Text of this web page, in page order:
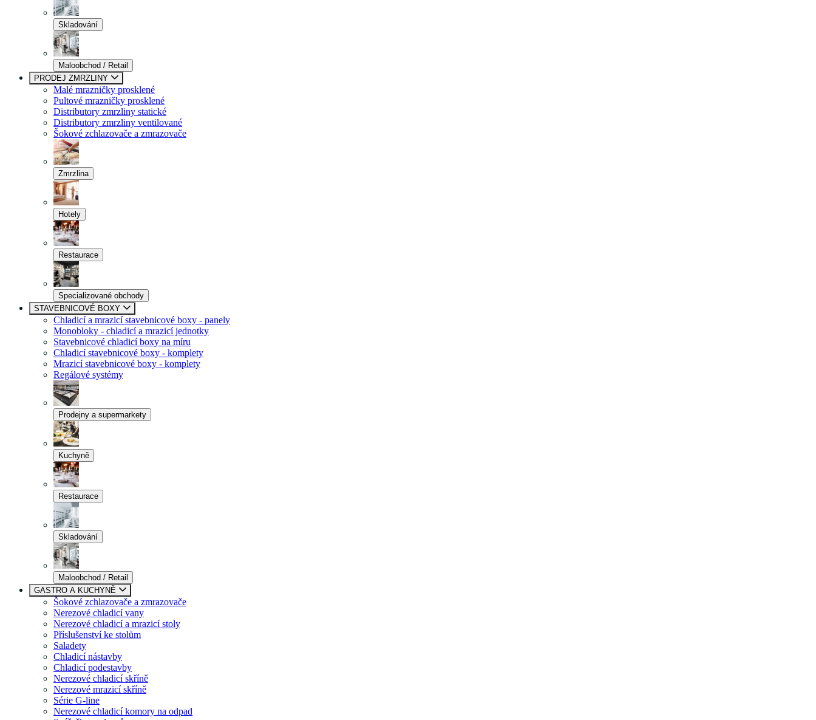
Skladování
Maloobchod / Retail
PRODEJ ZMRZLINY
Malé mrazničky prosklené
Pultové mrazničky prosklené
Distributory zmrzliny statické
Distributory zmrzliny ventilované
Šokové zchlazovače a zmrazovače
Zmrzlina
Hotely
Restaurace
Specializované obchody
STAVEBNICOVÉ BOXY
Chladicí a mrazicí stavebnicové boxy - panely
Monobloky - chladicí a mrazicí jednotky
Stavebnicové chladicí boxy na míru
Chladicí stavebnicové boxy - komplety
Mrazicí stavebnicové boxy - komplety
Regálové systémy
Prodejny a supermarkety
Kuchyně
Restaurace
Skladování
Maloobchod / Retail
GASTRO A KUCHYNĚ
Šokové zchlazovače a zmrazovače
Nerezové chladicí vany
Nerezové chladicí a mrazicí stoly
Příslušenství ke stolům
Saladety
Chladicí nástavby
Chladicí podestavby
Nerezové chladicí skříně
Nerezové mrazicí skříně
Série G-line
Nerezové chladicí komory na odpad